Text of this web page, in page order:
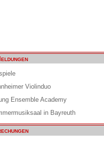
Violinduo
Ensemble Academy
in Bayreuth